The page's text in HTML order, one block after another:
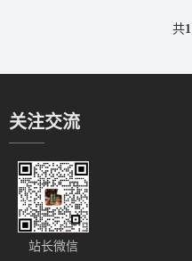
共1
关注交流
站长微信